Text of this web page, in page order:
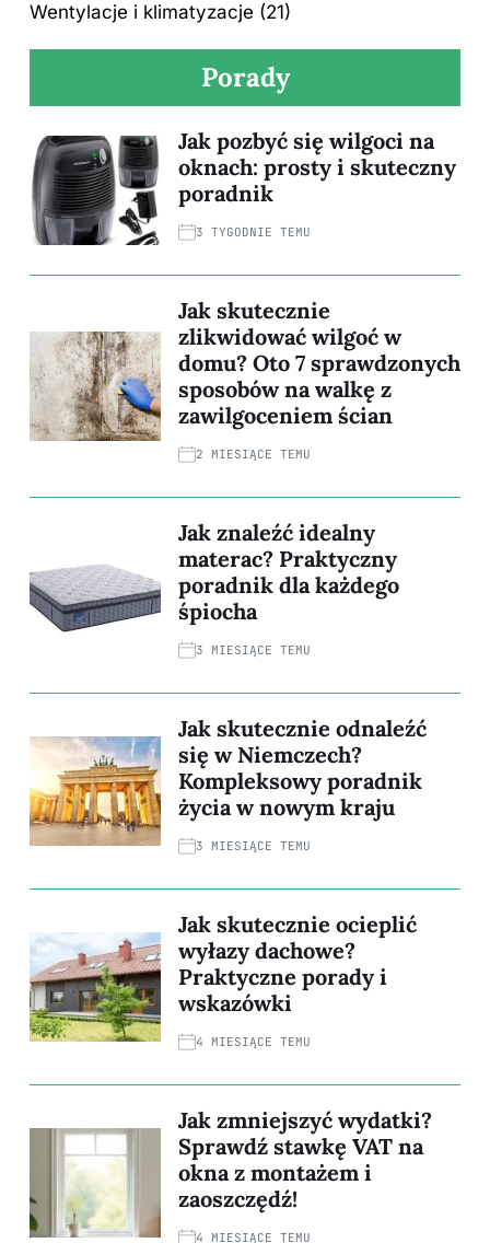
Wentylacje i klimatyzacje (21)
Porady
Jak pozbyć się wilgoci na
oknach: prosty i skuteczny
poradnik
3 TYGODNIE TEMU
Jak skutecznie
zlikwidować wilgoć w
domu? Oto 7 sprawdzonych
sposobów na walkę z
zawilgoceniem ścian
2 MIESIĄCE TEMU
Jak znaleźć idealny
materac? Praktyczny
poradnik dla każdego
śpiocha
3 MIESIĄCE TEMU
Jak skutecznie odnaleźć
się w Niemczech?
Kompleksowy poradnik
życia w nowym kraju
3 MIESIĄCE TEMU
Jak skutecznie ocieplić
wyłazy dachowe?
Praktyczne porady i
wskazówki
4 MIESIĄCE TEMU
Jak zmniejszyć wydatki?
Sprawdź stawkę VAT na
okna z montażem i
zaoszczędź!
4 MIESIĄCE TEMU